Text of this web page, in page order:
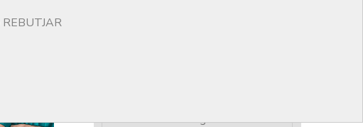
Treballar a l’estranger